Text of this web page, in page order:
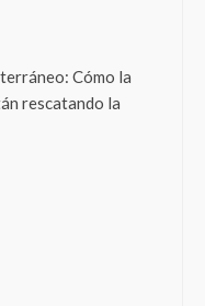
Cómo la
rescatando la